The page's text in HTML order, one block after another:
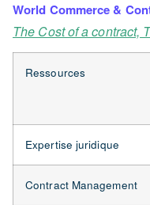
World Commerce &
The Cost of a contract,
Ressources
Expertise juridique
Contract Management